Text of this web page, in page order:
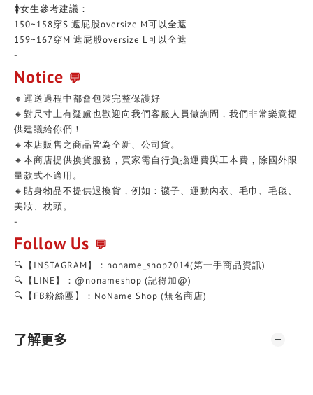
🚺女生參考建議：
150~158穿S 遮屁股oversize M可以全遮
159~167穿M 遮屁股oversize L可以全遮
-
Notice 💬
🔸運送過程中都會包裝完整保護好
🔸對尺寸上有疑慮也歡迎向我們客服人員做詢問，我們非常樂意提
供建議給你們！
🔸本店販售之商品皆為全新、公司貨。
🔸本商店提供換貨服務，買家需自行負擔運費與工本費，除國外限
量款式不適用。
🔸貼身物品不提供退換貨，例如：襪子、運動內衣、毛巾、毛毯、
美妝、枕頭。
-
Follow Us 💬
🔍【INSTAGRAM】：noname_shop2014(第一手商品資訊)
🔍【LINE】：@nonameshop (記得加@)
🔍【FB粉絲團】：NoName Shop (無名商店)
了解更多